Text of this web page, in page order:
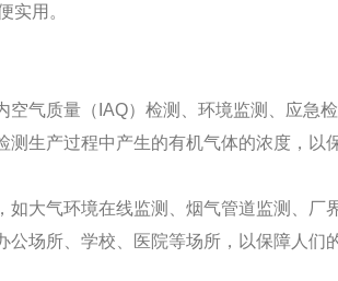
用。
质量（IAQ）检测、环境监测、应急
产过程中产生的有机气体的浓度，以
气环境在线监测、烟气管道监测、厂
所、学校、医院等场所，以保障人们